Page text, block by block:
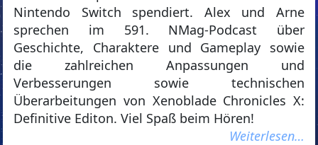
Nintendo Switch spendiert. Alex und Arne
sprechen im 591. NMag-Podcast über
Geschichte, Charaktere und Gameplay sowie
die zahlreichen Anpassungen und
Verbesserungen sowie technischen
Überarbeitungen von Xenoblade Chronicles X:
Definitive Editon. Viel Spaß beim Hören!
Weiterlesen…